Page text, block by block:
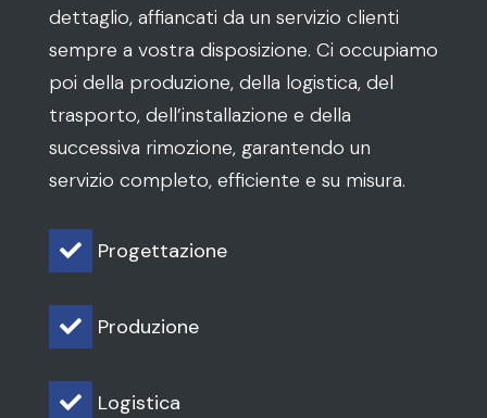
dettaglio, affiancati da un servizio clienti
sempre a vostra disposizione. Ci occupiamo
poi della produzione, della logistica, del
trasporto, dell’installazione e della
successiva rimozione, garantendo un
servizio completo, efficiente e su misura.
 Progettazione
 Produzione
 Logistica